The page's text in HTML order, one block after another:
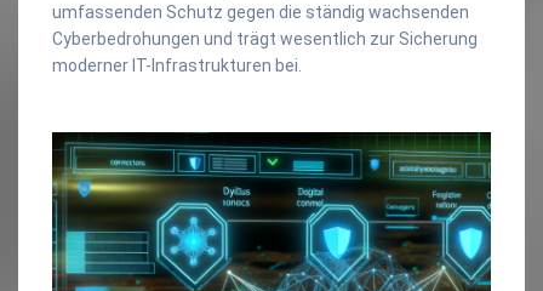
umfassenden Schutz gegen die ständig wachsenden
Cyberbedrohungen und trägt wesentlich zur Sicherung
moderner IT-Infrastrukturen bei.